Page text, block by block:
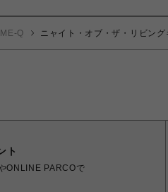
Q ニャイト・オブ・ザ・リビン
ト
ONLINE PARCOで